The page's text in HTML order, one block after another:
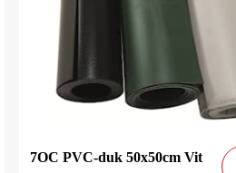
7OC PVC-duk 50x50cm Vit